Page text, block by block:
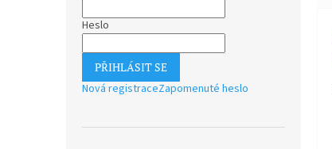
Heslo
PŘIHLÁSIT SE
Nová registraceZapomenuté heslo